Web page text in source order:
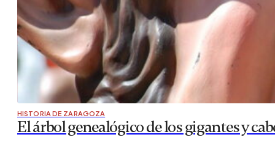
HISTORIA DE ZARAGOZA
El árbol genealógico de los gigantes y